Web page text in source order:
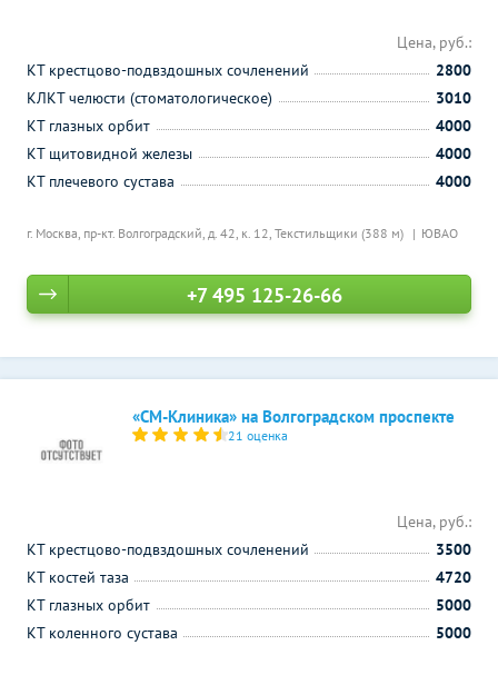
г. Москва, пр-кт. Волгоградский, д. 42, к. 12, Текстильщики (388 м) ЮВАО
Цена, руб.:
КТ крестцово-подвздошных сочленений
2800
КЛКТ челюсти (стоматологическое)
3010
КТ глазных орбит
4000
КТ щитовидной железы
4000
КТ плечевого сустава
4000
+7 495 125-26-66
«СМ-Клиника» на Волгоградском проспекте
21 оценка
Цена, руб.:
КТ крестцово-подвздошных сочленений
3500
КТ костей таза
4720
КТ глазных орбит
5000
КТ коленного сустава
5000